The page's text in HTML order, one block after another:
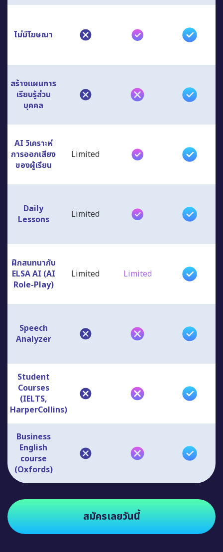
ไม่มีโฆษณา
สร้างแผนการ
เรียนรู้ส่วน
บุคคล
AI วิเคราะห์
การออกเสียง
ของผู้เรียน
Limited
Daily
Lessons
Limited
ฝึกสนทนากับ
ELSA AI (AI
Role-Play)
Limited Limited
Speech
Analyzer
Student
Courses
(IELTS,
HarperCollins)
Business
English
course
(Oxfords)
สมัครเลยวันนี้